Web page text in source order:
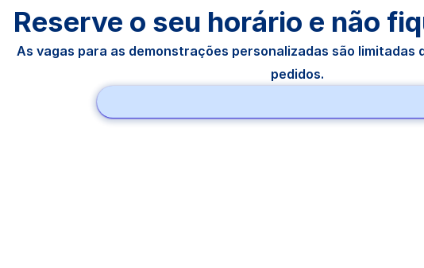
Reserve o seu horário e não
As vagas para as demonstrações personalizadas são limitadas
pedidos.